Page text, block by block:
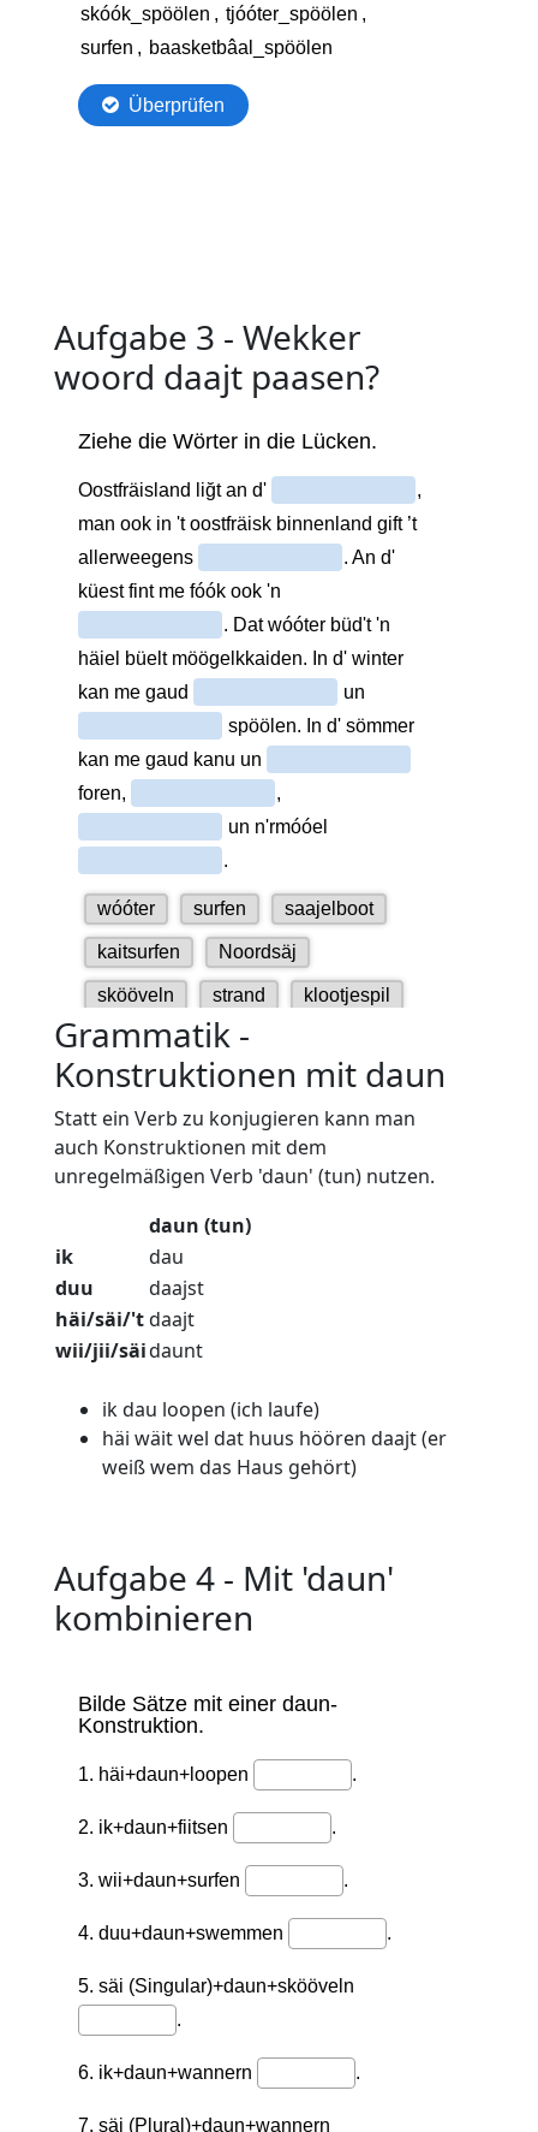
Aufgabe 3 - Wekker
woord daajt paasen?
Grammatik -
Konstruktionen mit daun
Statt ein Verb zu konjugieren kann man
auch Konstruktionen mit dem
unregelmäßigen Verb 'daun' (tun) nutzen.
daun (tun)
ik
dau
duu
daajst
häi/säi/'tdaajt
wii/jii/säidaunt
ik dau loopen (ich laufe)
häi wäit wel dat huus höören daajt (er
weiß wem das Haus gehört)
Aufgabe 4 - Mit 'daun'
kombinieren